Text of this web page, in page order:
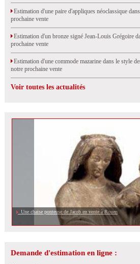
Estimation d'une paire d'appliques néoclassique
prochaine vente
Estimation d'un bronze signé Jean-Louis Grégoire
prochaine vente
Estimation d'une commode mazarine dans le style
notre prochaine vente
Voir toutes les actualités
Une chaise ponteuse de Jacob en vente à Rouen
Demande d'estimation en ligne :